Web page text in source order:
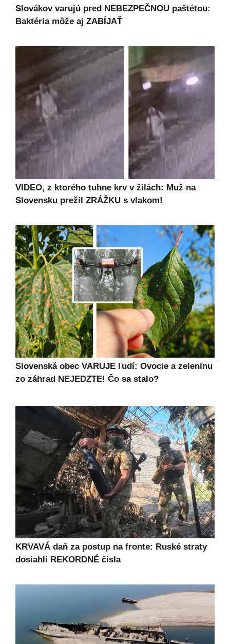
Slovákov varujú pred NEBEZPEČNOU paštétou:
Baktéria môže aj ZABÍJAŤ
VIDEO, z ktorého tuhne krv v žilách: Muž na
Slovensku prežil ZRÁŽKU s vlakom!
Slovenská obec VARUJE ľudí: Ovocie a zeleninu
zo záhrad NEJEDZTE! Čo sa stalo?
KRVAVÁ daň za postup na fronte: Ruské straty
dosiahli REKORDNÉ čísla